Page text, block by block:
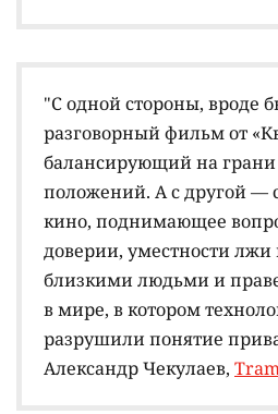
"С одной стороны, вроде
разговорный фильм от
балансирующий на
положений. А с другой —
кино, поднимающее
доверии, уместности лжи
близкими людьми и
в мире, в котором
разрушили понятие
Александр Чекулаев,